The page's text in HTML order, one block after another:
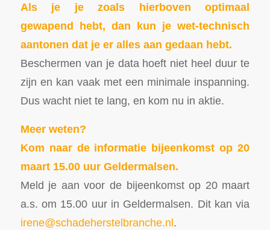
Als je je zoals hierboven optimaal
gewapend hebt, dan kun je wet-technisch
aantonen dat je er alles aan gedaan hebt.
Beschermen van je data hoeft niet heel duur te
zijn en kan vaak met een minimale inspanning.
Dus wacht niet te lang, en kom nu in aktie.
Meer weten?
Kom naar de informatie bijeenkomst op 20
maart 15.00 uur Geldermalsen.
Meld je aan voor de bijeenkomst op 20 maart
a.s. om 15.00 uur in Geldermalsen. Dit kan via
irene@schadeherstelbranche.nl.